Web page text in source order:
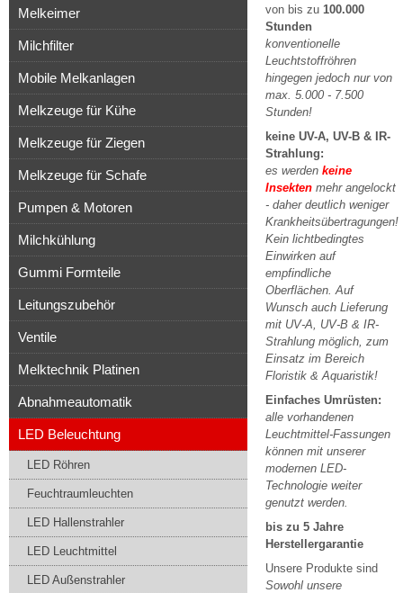
von bis zu 100.000
Stunden
konventionelle
Leuchtstoffröhren
hingegen jedoch nur von
max. 5.000 - 7.500
Stunden!
keine UV-A, UV-B & IR-
Strahlung:
es werden keine
Insekten mehr angelockt
- daher deutlich weniger
Krankheitsübertragungen!
Kein lichtbedingtes
Einwirken auf
empfindliche
Oberflächen. Auf
Wunsch auch Lieferung
mit UV-A, UV-B & IR-
Strahlung möglich, zum
Einsatz im Bereich
Floristik & Aquaristik!
Einfaches Umrüsten:
alle vorhandenen
Leuchtmittel-Fassungen
können mit unserer
modernen LED-
Technologie weiter
genutzt werden.
bis zu 5 Jahre
Herstellergarantie
Unsere Produkte sind
Sowohl unsere
Melkeimer
Milchfilter
Mobile Melkanlagen
Melkzeuge für Kühe
Melkzeuge für Ziegen
Melkzeuge für Schafe
Pumpen & Motoren
Milchkühlung
Gummi Formteile
Leitungszubehör
Ventile
Melktechnik Platinen
Abnahmeautomatik
LED Beleuchtung
LED Röhren
Feuchtraumleuchten
LED Hallenstrahler
LED Leuchtmittel
LED Außenstrahler